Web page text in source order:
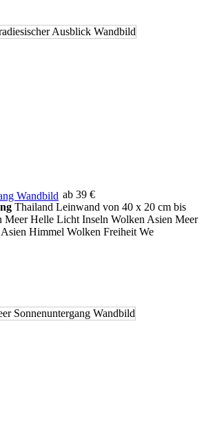
ab 39 €
Thailand Leinwand von 40 x 20 cm bis
Helle Licht Inseln Wolken Asien Meer
Himmel Wolken Freiheit We